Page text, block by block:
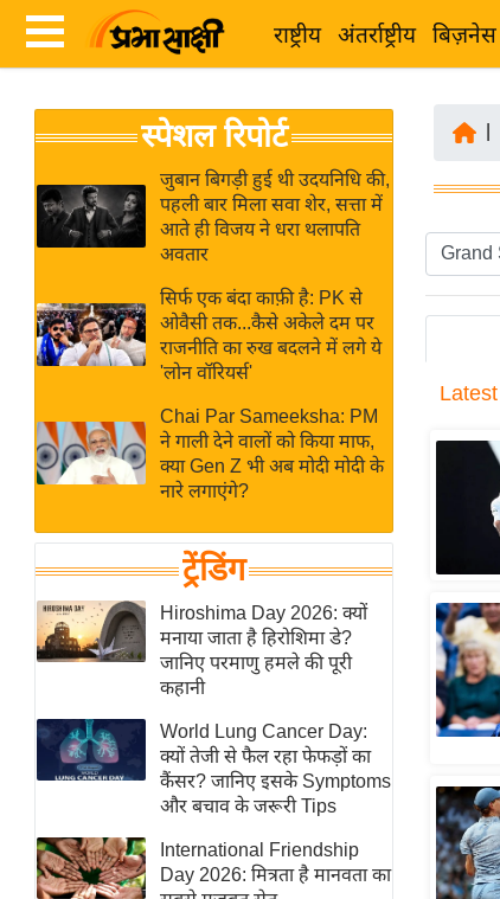
राष्ट्रीय अंतर्राष्ट्रीय बिज़नेस
News
Hindi
News
Live
News in
Hindi
Hindi
News
Hindi
ख
ब
अंतर्राष्ट्रीय
बिज़नेस
जगत
विशेषज्ञ
बजट
खेल
क्रिकेट
IPL
ई-पेपर
मिसाल बेमिसाल
यंग इंडिया
स्पेशल रिपोर्ट
जुबान बिगड़ी हुई थी उदयनिधि की,
पहली बार मिला सवा शेर, सत्ता में
आते ही विजय ने धरा थलापति
अवतार
सिर्फ एक बंदा काफ़ी है: PK से
ओवैसी तक...कैसे अकेले दम पर
राजनीति का रुख बदलने में लगे ये
'लोन वॉरियर्स'
Chai Par Sameeksha: PM
ने गाली देने वालों को किया माफ,
क्या Gen Z भी अब मोदी मोदी के
नारे लगाएंगे?
ट्रेंडिंग
Hiroshima Day 2026: क्यों
मनाया जाता है हिरोशिमा डे?
जानिए परमाणु हमले की पूरी
कहानी
World Lung Cancer Day:
क्यों तेजी से फैल रहा फेफड़ों का
कैंसर? जानिए इसके Symptoms
और बचाव के जरूरी Tips
International Friendship
Day 2026: मित्रता है मानवता का
Latest